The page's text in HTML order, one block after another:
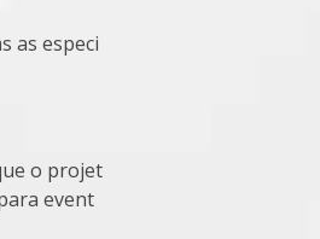
event